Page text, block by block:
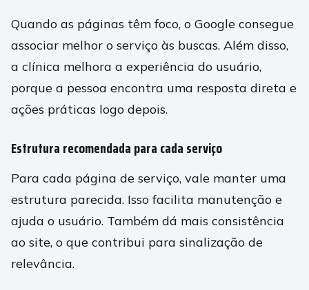
Quando as páginas têm foco, o Google consegue
associar melhor o serviço às buscas. Além disso,
a clínica melhora a experiência do usuário,
porque a pessoa encontra uma resposta direta e
ações práticas logo depois.
Estrutura recomendada para cada serviço
Para cada página de serviço, vale manter uma
estrutura parecida. Isso facilita manutenção e
ajuda o usuário. Também dá mais consistência
ao site, o que contribui para sinalização de
relevância.